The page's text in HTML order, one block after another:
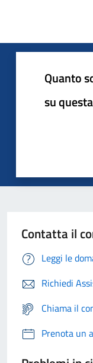
Quanto
su
Contatta il
Leggi le
Richiedi
Chiama il
Prenota un